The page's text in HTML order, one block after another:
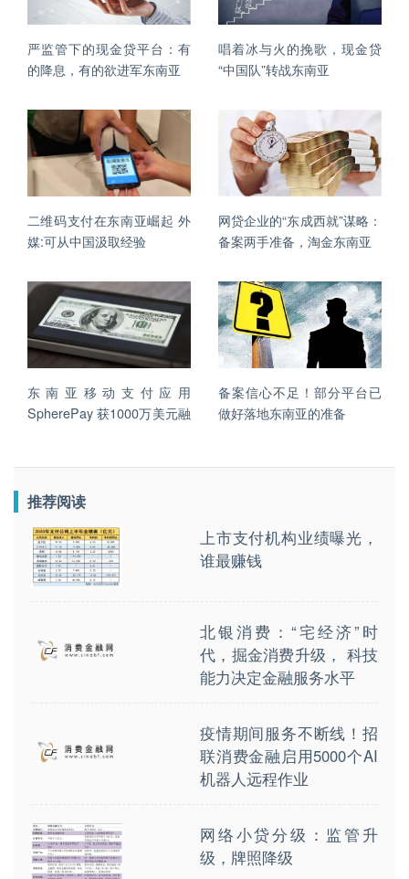
严监管下的现金贷平台：有
的降息，有的欲进军东南亚
唱着冰与火的挽歌，现金贷
“中国队”转战东南亚
二维码支付在东南亚崛起 外
媒:可从中国汲取经验
网贷企业的“东成西就”谋略：
备案两手准备，淘金东南亚
东南亚移动支付应用
SpherePay 获1000万美元融
备案信心不足！部分平台已
做好落地东南亚的准备
推荐阅读
上市支付机构业绩曝光，
谁最赚钱
北银消费：“宅经济”时
代，掘金消费升级， 科技
能力决定金融服务水平
疫情期间服务不断线！招
联消费金融启用5000个AI
机器人远程作业
网络小贷分级：监管升
级，牌照降级